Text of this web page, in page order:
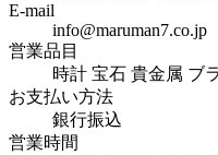
E-mail
info@maruman7.co.jp
営業品目
時計 宝石 貴金属 ブ
お支払い方法
銀行振込
営業時間